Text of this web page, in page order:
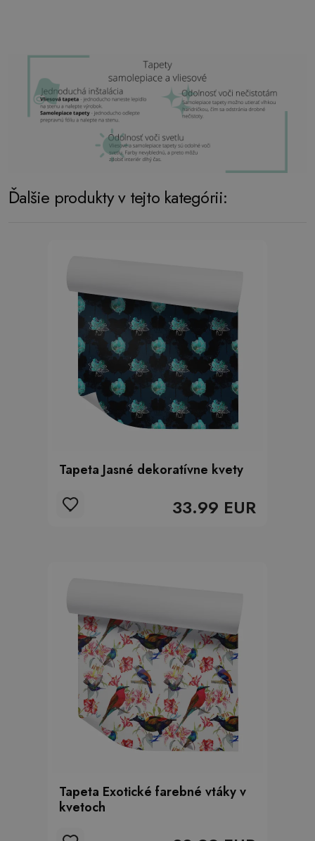
Ďalšie produkty v tejto kategórii:
Tapeta Jasné dekoratívne kvety
33.99 EUR
Tapeta Exotické farebné vtáky v
kvetoch